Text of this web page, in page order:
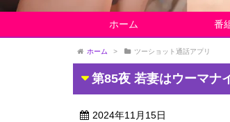
ホーム 番
ホーム > ツーショット通話アプリ
第85夜 若妻はウーマナ
2024年11月15日